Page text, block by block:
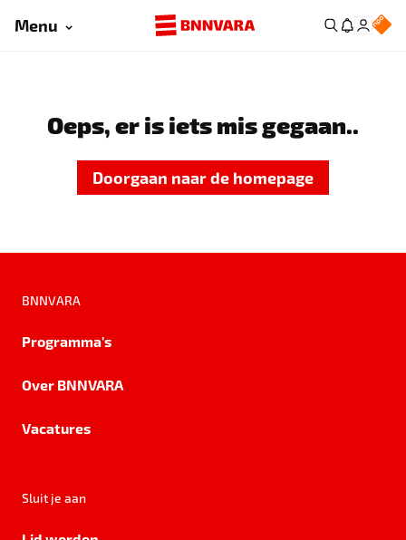
Menu
Oeps, er is iets mis gegaan..
Doorgaan naar de homepage
BNNVARA
Programma's
Over BNNVARA
Vacatures
Sluit je aan